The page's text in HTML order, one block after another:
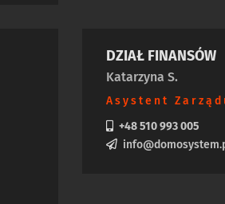
DZIAŁ FINANSÓW
Katarzyna S.
Asystent
+48 510 993 005